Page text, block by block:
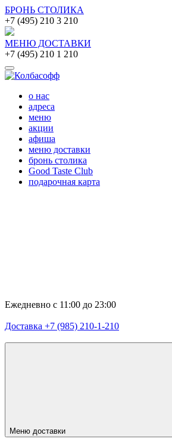
БРОНЬ СТОЛИКА
+7 (495) 210 3 210
МЕНЮ ДОСТАВКИ
+7 (495) 210 1 210
о нас
адреса
меню
акции
афиша
меню доставки
бронь столика
Good Taste Club
подарочная карта
Ежедневно с 11:00 до 23:00
Доставка +7 (985) 210-1-210
Меню доставки